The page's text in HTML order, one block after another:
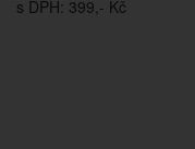
s DPH: 399,- Kč